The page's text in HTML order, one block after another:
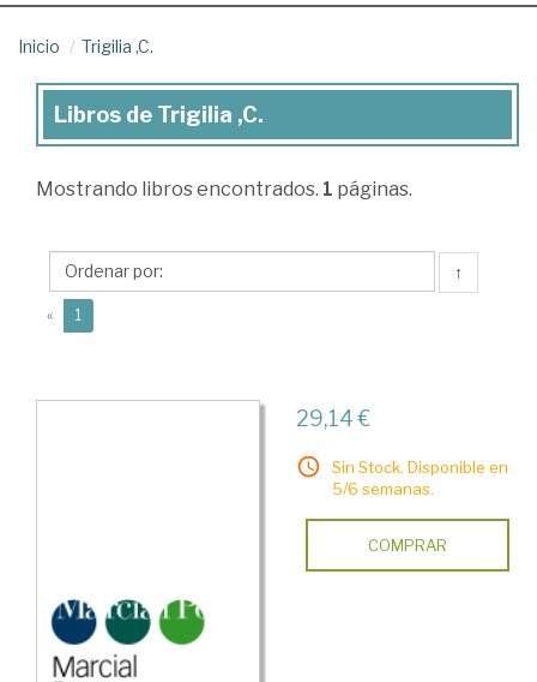
Inicio Trigilia ,C.
Libros
Trigilia
Libros de Trigilia ,C.
Mostrando libros encontrados. 1 páginas.
↑
« 1
29,14 €
Sin Stock. Disponible en
5/6 semanas.
COMPRAR